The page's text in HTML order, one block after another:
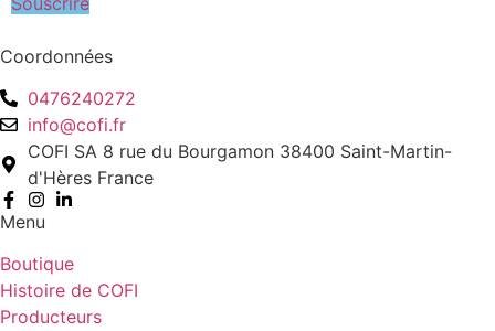
Coordonnées
0476240272
info@cofi.fr
COFI SA 8 rue du Bourgamon 38400 Saint-Martin-
d'Hères France
Menu
Boutique
Histoire de COFI
Producteurs